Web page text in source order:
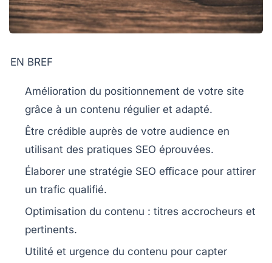
EN BREF
Amélioration du positionnement de votre site
grâce à un contenu régulier et adapté.
Être crédible auprès de votre audience en
utilisant des pratiques SEO éprouvées.
Élaborer une stratégie SEO efficace pour attirer
un trafic qualifié.
Optimisation du contenu : titres accrocheurs et
pertinents.
Utilité et urgence du contenu pour capter